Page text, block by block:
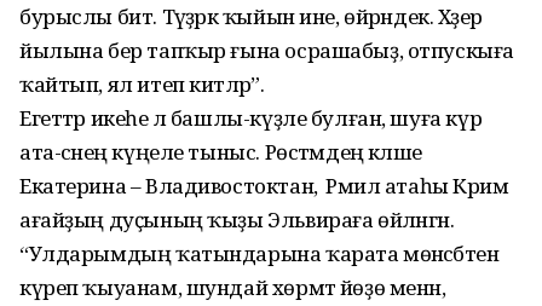
бурыслы бит. Тәүҙәрәк ҡыйын ине, өйрәндек. Хәҙер
йылына бер тапҡыр ғына осрашабыҙ, отпускыға
ҡайтып, ял итеп китәләр”.
Егеттәр икеһе лә башлы-күҙле булған, шуға күрә
ата-әсәнең күңеле тыныс. Рөстәмдең кәләше
Екатерина – Владивостоктан, ә Рәмил атаһы Кәрим
ағайҙың дуҫының ҡыҙы Эльвираға өйләнгән.
“Улдарымдың ҡатындарына ҡарата мөнәсәбәтен
күреп ҡыуанам, шундай хөрмәт йөҙө менән,